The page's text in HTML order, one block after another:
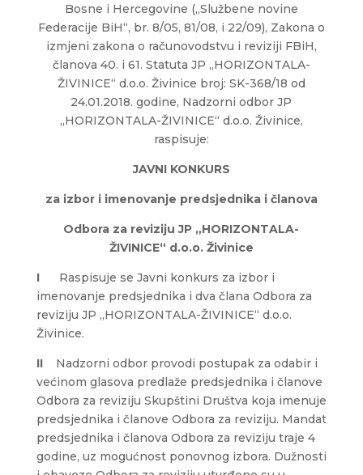
Bosne i Hercegovine („Službene novine
Federacije BiH“, br. 8/05, 81/08, i 22/09), Zakona o
izmjeni zakona o računovodstvu i reviziji FBiH,
članova 40. i 61. Statuta JP „HORIZONTALA-
ŽIVINICE“ d.o.o. Živinice broj: SK-368/18 od
24.01.2018. godine, Nadzorni odbor JP
„HORIZONTALA-ŽIVINICE“ d.o.o. Živinice,
raspisuje:
JAVNI KONKURS
za izbor i imenovanje predsjednika i članova
Odbora za reviziju JP „HORIZONTALA-
ŽIVINICE“ d.o.o. Živinice
I Raspisuje se Javni konkurs za izbor i
imenovanje predsjednika i dva člana Odbora za
reviziju JP „HORIZONTALA-ŽIVINICE“ d.o.o.
Živinice.
II Nadzorni odbor provodi postupak za odabir i
većinom glasova predlaže predsjednika i članove
Odbora za reviziju Skupštini Društva koja imenuje
predsjednika i članove Odbora za reviziju. Mandat
predsjednika i članova Odbora za reviziju traje 4
godine, uz mogućnost ponovnog izbora. Dužnosti